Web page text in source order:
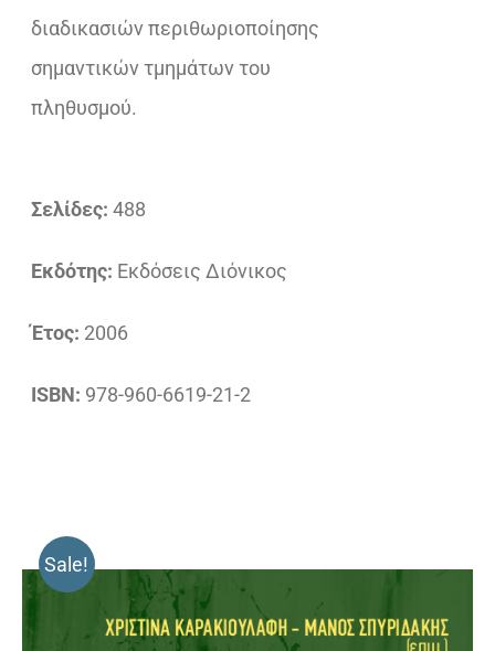
διαδικασιών περιθωριοποίησης
σημαντικών τμημάτων του
πληθυσμού.
Σελίδες: 488
Εκδότης: Εκδόσεις Διόνικος
Έτος: 2006
ISBN: 978-960-6619-21-2
Sale!